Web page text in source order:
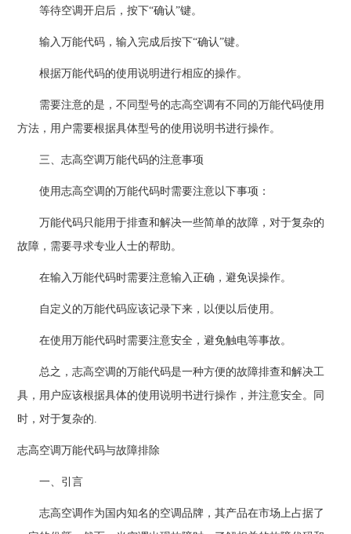
等待空调开启后，按下“确认”键。
输入万能代码，输入完成后按下“确认”键。
根据万能代码的使用说明进行相应的操作。
需要注意的是，不同型号的志高空调有不同的万能代码使用
方法，用户需要根据具体型号的使用说明书进行操作。
三、志高空调万能代码的注意事项
使用志高空调的万能代码时需要注意以下事项：
万能代码只能用于排查和解决一些简单的故障，对于复杂的
故障，需要寻求专业人士的帮助。
在输入万能代码时需要注意输入正确，避免误操作。
自定义的万能代码应该记录下来，以便以后使用。
在使用万能代码时需要注意安全，避免触电等事故。
总之，志高空调的万能代码是一种方便的故障排查和解决工
具，用户应该根据具体的使用说明书进行操作，并注意安全。同
时，对于复杂的.
志高空调万能代码与故障排除
一、引言
志高空调作为国内知名的空调品牌，其产品在市场上占据了